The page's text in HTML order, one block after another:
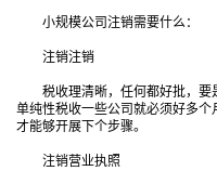
小规模公司注销需要什么：
注销注销
税收理清晰，任何都好批，要
单纯性税收一些公司就必须好多个
才能够开展下个步骤。
注销营业执照